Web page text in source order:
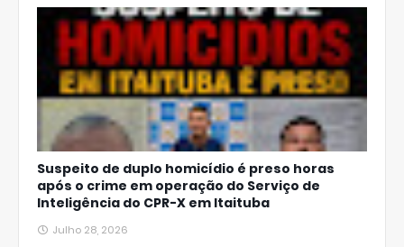
Suspeito de duplo homicídio é preso horas
após o crime em operação do Serviço de
Inteligência do CPR-X em Itaituba
Julho 28, 2026